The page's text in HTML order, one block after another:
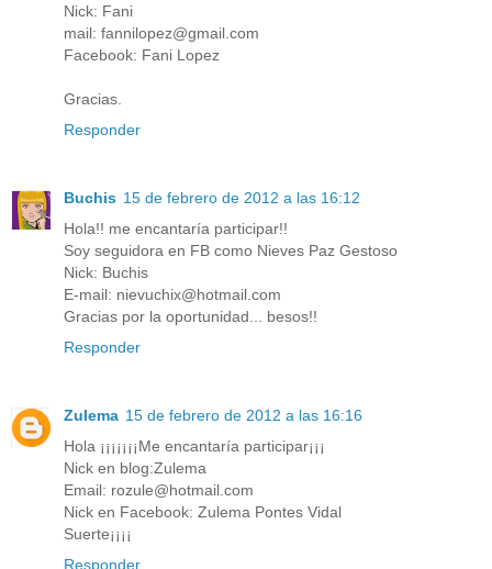
Nick: Fani
mail: fannilopez@gmail.com
Facebook: Fani Lopez
Gracias.
Responder
Buchis 15 de febrero de 2012 a las 16:12
Hola!! me encantaría participar!!
Soy seguidora en FB como Nieves Paz Gestoso
Nick: Buchis
E-mail: nievuchix@hotmail.com
Gracias por la oportunidad... besos!!
Responder
Zulema 15 de febrero de 2012 a las 16:16
Hola ¡¡¡¡¡¡¡Me encantaría participar¡¡¡
Nick en blog:Zulema
Email: rozule@hotmail.com
Nick en Facebook: Zulema Pontes Vidal
Suerte¡¡¡¡
Responder